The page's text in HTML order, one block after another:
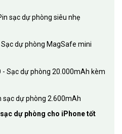
sạc dự phòng siêu nhẹ
dự phòng MagSafe mini
- Sạc dự phòng 20.000mAh kèm
sạc dự phòng 2.600mAh
dự phòng cho iPhone tốt